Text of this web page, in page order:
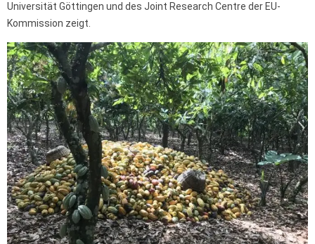
Universität Göttingen und des Joint Research Centre der EU-
Kommission zeigt.